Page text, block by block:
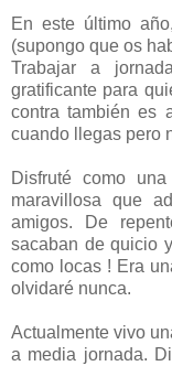
En este último
(supongo que os
Trabajar a
gratificante para
contra también es
cuando llegas pero
Disfruté como
maravillosa que
amigos. De
sacaban de quicio
como locas ! Era
olvidaré nunca.
Actualmente vivo
a media jornada.